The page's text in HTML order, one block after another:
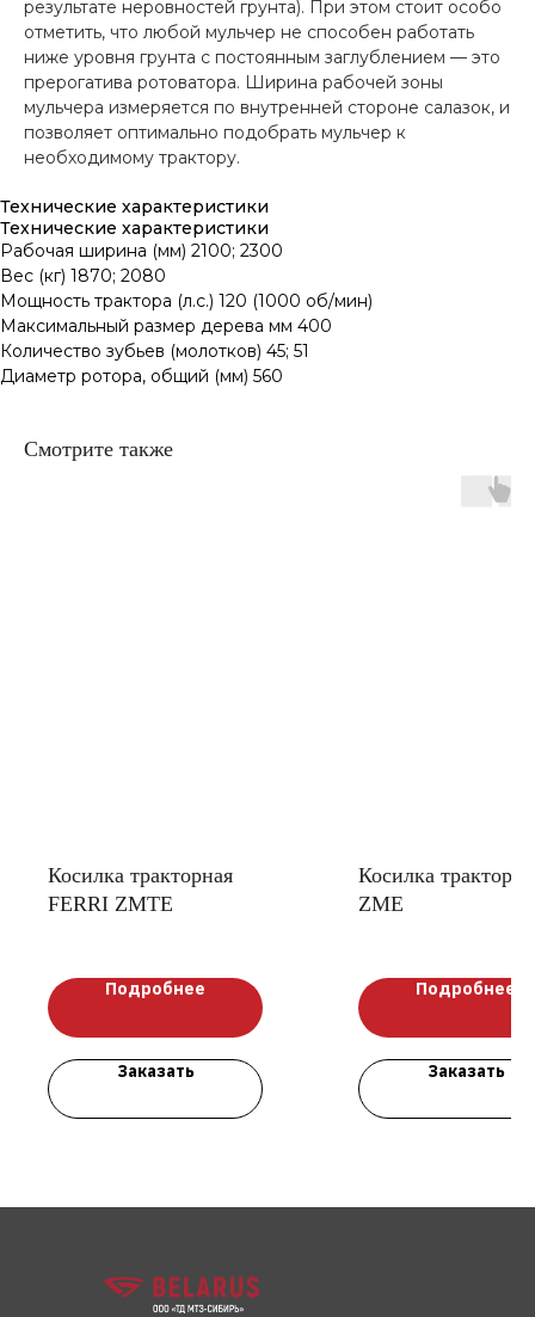
результате неровностей грунта). При этом стоит особо
отметить, что любой мульчер не способен работать
ниже уровня грунта с постоянным заглублением — это
прерогатива ротоватора. Ширина рабочей зоны
мульчера измеряется по внутренней стороне салазок, и
позволяет оптимально подобрать мульчер к
необходимому трактору.
Технические характеристики
Технические характеристики
Рабочая ширина (мм) 2100; 2300
Вес (кг) 1870; 2080
Мощность трактора (л.с.) 120 (1000 об/мин)
Максимальный размер дерева мм 400
Количество зубьев (молотков) 45; 51
Диаметр ротора, общий (мм) 560
Смотрите также
Косилка тракторная
FERRI ZMTE
Подробнее
Заказать
Косилка
ZME
Подробнее
Заказать